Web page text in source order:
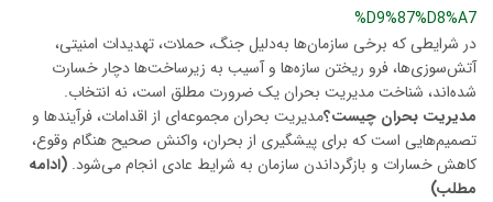
%D9%87%D8%A7
در شرایطی که برخی سازمان‌ها به‌دلیل جنگ، حملات، تهدیدات امنیتی،
آتش‌سوزی‌ها، فرو ریختن سازه‌ها و آسیب به زیرساخت‌ها دچار خسارت
شده‌اند، شناخت مدیریت بحران یک ضرورت مطلق است، نه انتخاب.
مدیریت بحران چیست؟مدیریت بحران مجموعه‌ای از اقدامات، فرآیندها و
تصمیم‌هایی است که برای پیشگیری از بحران، واکنش صحیح هنگام وقوع،
کاهش خسارات و بازگرداندن سازمان به شرایط عادی انجام می‌شود.(ادامه
مطلب)